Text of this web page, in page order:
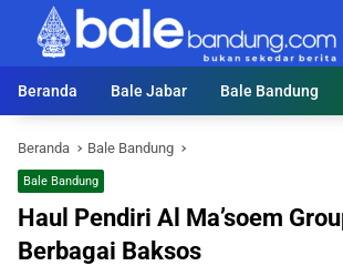
Langsung
konten
Beranda
Bale Jabar Bale Bandung
Beranda Bale Bandung
Bale Bandung
Haul Pendiri Al Ma’soem
Berbagai Baksos